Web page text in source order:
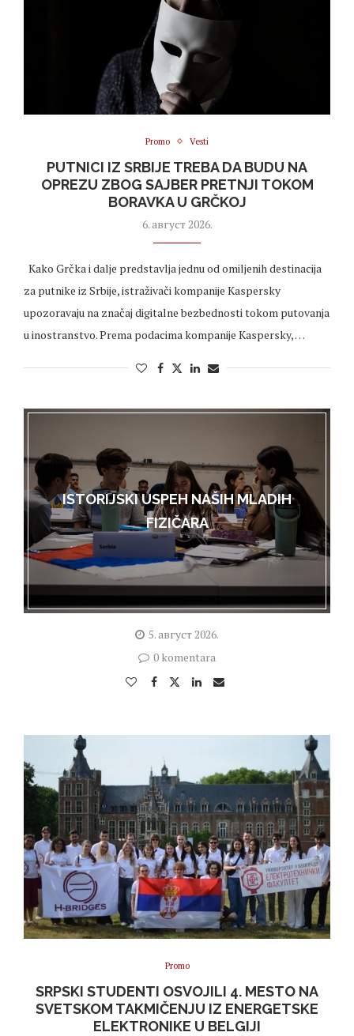
Promo Vesti
PUTNICI IZ SRBIJE TREBA DA BUDU NA
OPREZU ZBOG SAJBER PRETNJI TOKOM
BORAVKA U GRČKOJ
6. август 2026.
Kako Grčka i dalje predstavlja jednu od omiljenih destinacija
za putnike iz Srbije, istraživači kompanije Kaspersky
upozoravaju na značaj digitalne bezbednosti tokom putovanja
u inostranstvo. Prema podacima kompanije Kaspersky, …
ISTORIJSKI USPEH NAŠIH MLADIH
FIZIČARA
5. август 2026.
0 komentara
Promo
SRPSKI STUDENTI OSVOJILI 4. MESTO NA
SVETSKOM TAKMIČENJU IZ ENERGETSKE
ELEKTRONIKE U BELGIJI